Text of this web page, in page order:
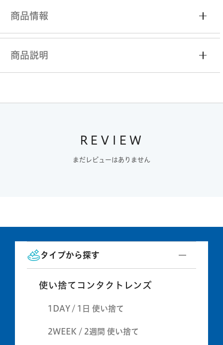
商品情報
商品説明
REVIEW
まだレビューはありません
タイプから探す
使い捨てコンタクトレンズ
1DAY / 1日 使い捨て
2WEEK / 2週間 使い捨て